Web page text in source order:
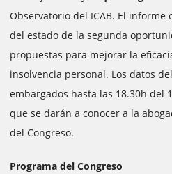
Observatorio del ICAB. El
del estado de la segunda
propuestas para mejorar la
insolvencia personal. Los datos
embargados hasta las 18.30h del
que se darán a conocer a la
del Congreso.
Programa del Congreso